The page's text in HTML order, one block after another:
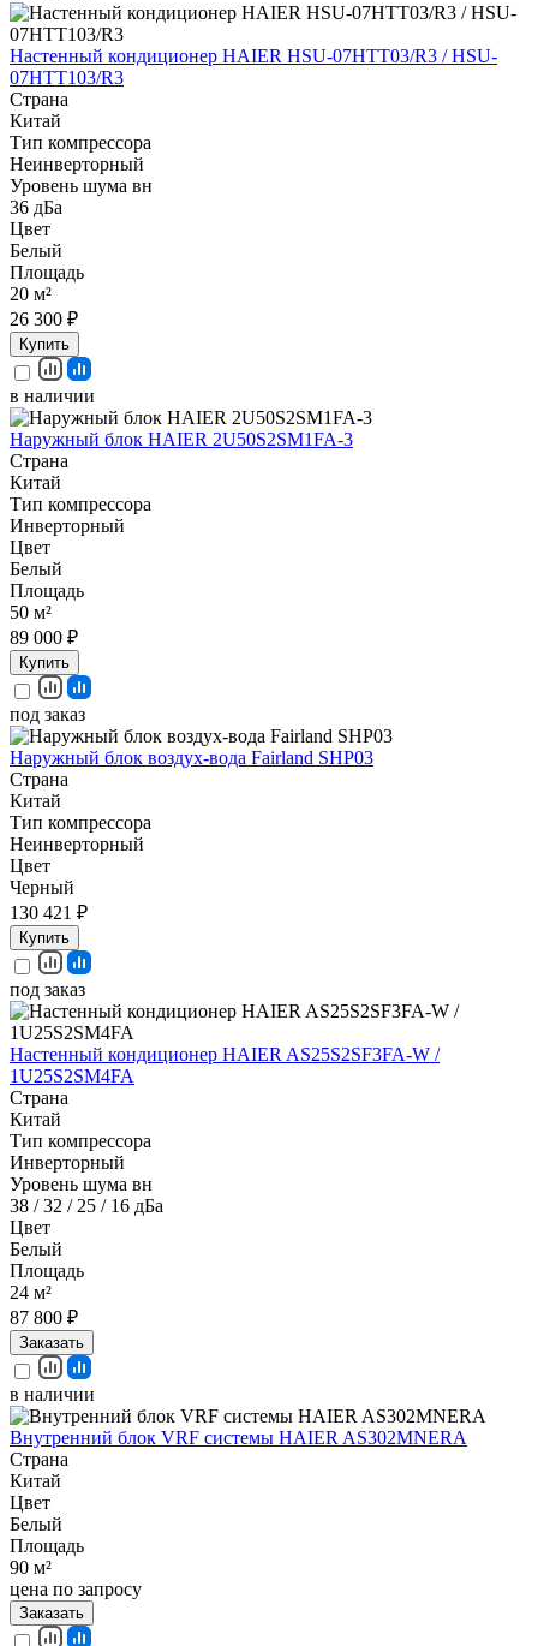
Настенный кондиционер HAIER HSU-07HTT03/R3 / HSU-
07HTT103/R3
Страна
Китай
Тип компрессора
Неинверторный
Уровень шума вн
36 дБа
Цвет
Белый
Площадь
20 м²
26 300 ₽
Купить
в наличии
Наружный блок HAIER 2U50S2SM1FA-3
Страна
Китай
Тип компрессора
Инверторный
Цвет
Белый
Площадь
50 м²
89 000 ₽
Купить
под заказ
Наружный блок воздух-вода Fairland SHP03
Страна
Китай
Тип компрессора
Неинверторный
Цвет
Черный
130 421 ₽
Купить
под заказ
Настенный кондиционер HAIER AS25S2SF3FA-W /
1U25S2SM4FA
Страна
Китай
Тип компрессора
Инверторный
Уровень шума вн
38 / 32 / 25 / 16 дБа
Цвет
Белый
Площадь
24 м²
87 800 ₽
Заказать
в наличии
Внутренний блок VRF системы HAIER AS302MNERA
Страна
Китай
Цвет
Белый
Площадь
90 м²
цена по запросу
Заказать